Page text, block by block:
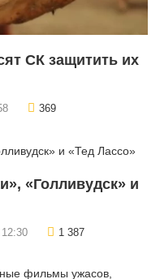
СК защитить их
369
«Голливудск» и
1 387